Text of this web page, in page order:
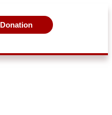
Donation